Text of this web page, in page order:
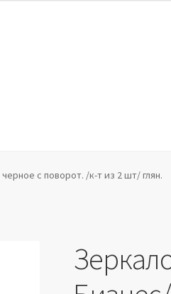
данных Производители
с поворот. /к-т из 2 шт/ глян.